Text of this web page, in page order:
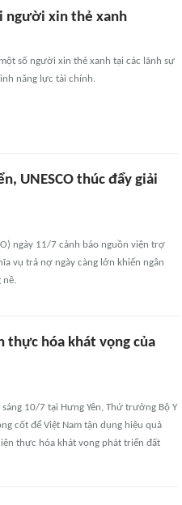
người xin thẻ xanh
số người xin thẻ xanh tại các lãnh sự
năng lực tài chính.
UNESCO thúc đẩy giải
ngày 11/7 cảnh báo nguồn viện trợ
vụ trả nợ ngày càng lớn khiến ngân
nề.
thực hóa khát vọng của
10/7 tại Hưng Yên, Thứ trưởng Bộ Y
cốt để Việt Nam tận dụng hiệu quả
thực hóa khát vọng phát triển đất